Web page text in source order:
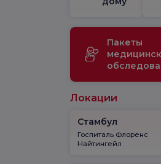
Пакеты
Локации
Стамбул
Госпиталь Флоренс
Найтингейл